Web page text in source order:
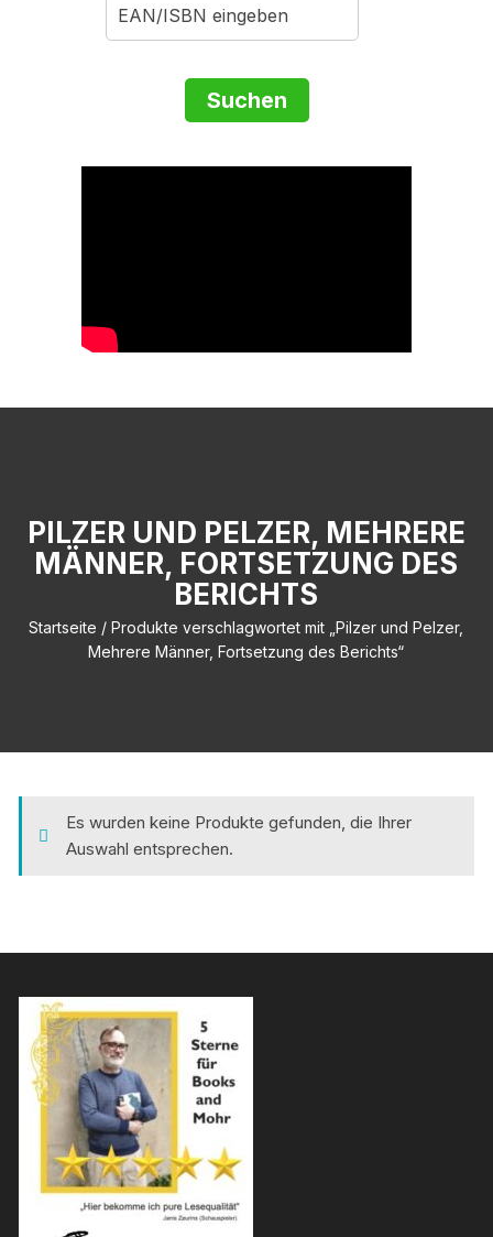
PILZER UND PELZER, MEHRERE
MÄNNER, FORTSETZUNG DES
BERICHTS
Startseite / Produkte verschlagwortet mit „Pilzer und Pelzer,
Mehrere Männer, Fortsetzung des Berichts“
Es wurden keine Produkte gefunden, die Ihrer
Auswahl entsprechen.